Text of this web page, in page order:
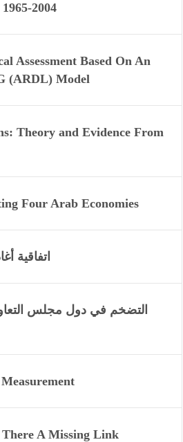
2004?
Assessment Based On An
(ARDL) Model
Theory and Evidence From
Four Arab Economies
اتفاقية
التضخم في دول مجلس
A Missing Link